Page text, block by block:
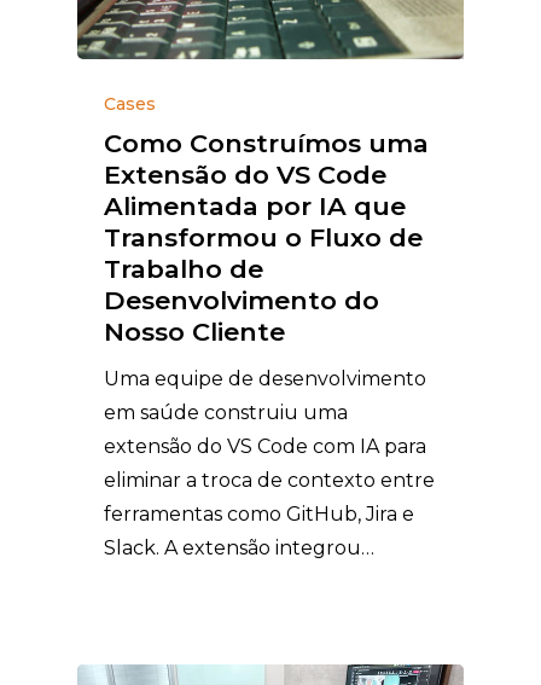
Cases
Como Construímos uma
Extensão do VS Code
Alimentada por IA que
Transformou o Fluxo de
Trabalho de
Desenvolvimento do
Nosso Cliente
Uma equipe de desenvolvimento
em saúde construiu uma
extensão do VS Code com IA para
eliminar a troca de contexto entre
ferramentas como GitHub, Jira e
Slack. A extensão integrou…